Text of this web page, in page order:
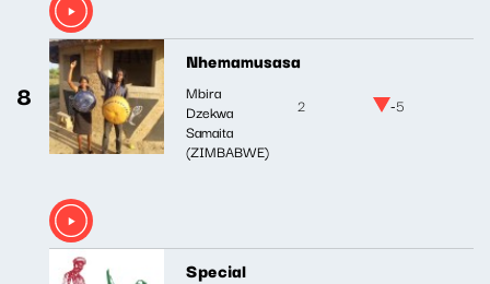
8
Nhemamusasa
Mbira
Dzekwa
Samaita
(ZIMBABWE)
2 -5
Special